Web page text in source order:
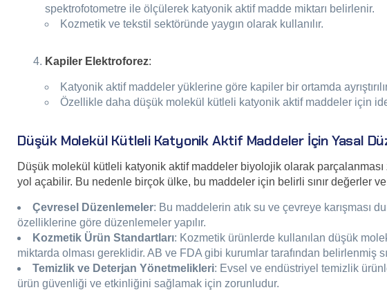
spektrofotometre ile ölçülerek katyonik aktif madde miktarı belirlenir.
Kozmetik ve tekstil sektöründe yaygın olarak kullanılır.
Kapiler Elektroforez:
Katyonik aktif maddeler yüklerine göre kapiler bir ortamda
Özellikle daha düşük molekül kütleli katyonik aktif maddeler için
Düşük Molekül Kütleli Katyonik Aktif Maddeler İçin Yasal
Düşük molekül kütleli katyonik aktif maddeler biyolojik olarak
yol açabilir. Bu nedenle birçok ülke, bu maddeler için belirli sınır değerler
Çevresel Düzenlemeler: Bu maddelerin atık su ve çevreye karışması
özelliklerine göre düzenlemeler yapılır.
Kozmetik Ürün Standartları: Kozmetik ürünlerde kullanılan düşük
miktarda olması gereklidir. AB ve FDA gibi kurumlar tarafından belirlenmiş
Temizlik ve Deterjan Yönetmelikleri: Evsel ve endüstriyel temizlik
ürün güvenliği ve etkinliğini sağlamak için zorunludur.